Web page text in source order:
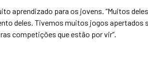
aprendizado para os jovens. “Muitos
deles. Tivemos muitos jogos apertados
competições que estão por vir”.